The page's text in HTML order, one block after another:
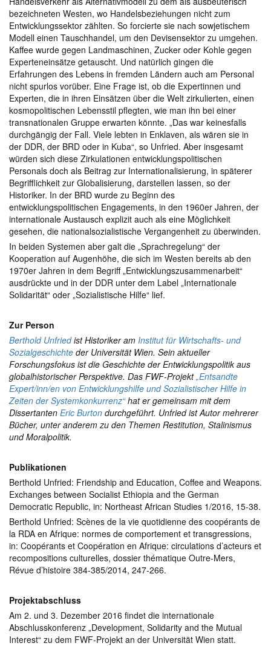
bezeichneten Westen, wo Handelsbeziehungen nicht zum
Entwicklungssektor zählten. So forcierte sie nach sowjetischem
Modell einen Tauschhandel, um den Devisensektor zu umgehen.
Kaffee wurde gegen Landmaschinen, Zucker oder Kohle gegen
Experteneinsätze getauscht. Und natürlich gingen die
Erfahrungen des Lebens in fremden Ländern auch am Personal
nicht spurlos vorüber. Eine Frage ist, ob die Expertinnen und
Experten, die in ihren Einsätzen über die Welt zirkulierten, einen
kosmopolitischen Lebensstil pflegten, wie man ihn bei einer
transnationalen Gruppe erwarten könnte. „Das war keinesfalls
durchgängig der Fall. Viele lebten in Enklaven, als wären sie in
der DDR, der BRD oder in Kuba“, so Unfried. Aber insgesamt
würden sich diese Zirkulationen entwicklungspolitischen
Personals doch als Beitrag zur Internationalisierung, in späterer
Begrifflichkeit zur Globalisierung, darstellen lassen, so der
Historiker. In der BRD wurde zu Beginn des
entwicklungspolitischen Engagements, in den 1960er Jahren, der
internationale Austausch explizit auch als eine Möglichkeit
gesehen, die nationalsozialistische Vergangenheit zu überwinden.
In beiden Systemen aber galt die „Sprachregelung“ der
Kooperation auf Augenhöhe, die sich im Westen bereits ab den
1970er Jahren in dem Begriff „Entwicklungs­zusammenarbeit“
ausdrückte und in der DDR unter dem Label „Internationale
Solidarität“ oder „Sozialistische Hilfe“ lief.
Zur Person
Berthold Unfriedist Historiker am Institut für Wirtschafts- und
Sozialgeschichte der Universität Wien. Sein aktueller
Forschungsfokus ist die Geschichte der Entwicklungspolitik aus
globalhistorischer Perspektive. Das FWF-Projekt„Entsandte
Expert/inn/en von Entwicklungshilfe und Sozialistischer Hilfe in
Zeiten der Systemkonkurrenz“hat er gemeinsam mit dem
Dissertanten Eric Burton durchgeführt. Unfried ist Autor mehrerer
Bücher, unter anderem zu den Themen Restitution, Stalinismus
und Moralpolitik.
Publikationen
Berthold Unfried: Friendship and Education, Coffee and Weapons.
Exchanges between Socialist Ethiopia and the German
Democratic Republic, in: Northeast African Studies 1/2016, 15-38.
Berthold Unfried: Scènes de la vie quotidienne des coopérants de
la RDA en Afrique: normes de comportement et transgressions,
in: Coopérants et Coopération en Afrique: circulations d’acteurs et
recompositions culturelles, dossier thématique Outre-Mers,
Révue d’histoire 384-385/2014, 247-266.
Projektabschluss
Am 2. und 3. Dezember 2016 findet die internationale
Abschlusskonferenz „Development, Solidarity and the Mutual
Interest“ zu dem FWF-Projekt an der Universität Wien statt.